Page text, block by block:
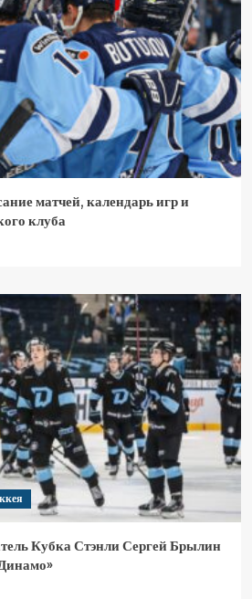
матчей, календарь игр и
клуба
Кубка Стэнли Сергей Брылин